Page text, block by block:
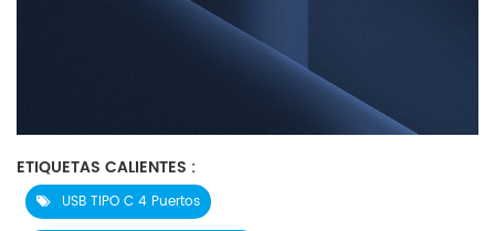
ETIQUETAS CALIENTES :
USB TIPO C 4 Puertos